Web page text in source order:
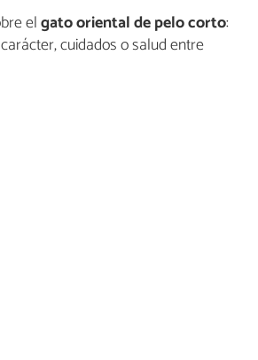
elgato oriental de pelo corto:
cuidados o salud entre